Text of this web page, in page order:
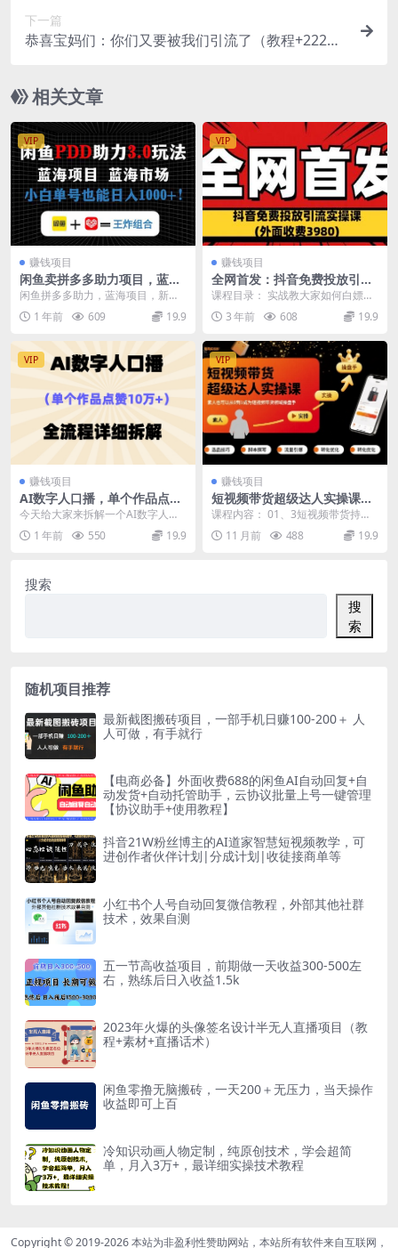
下一篇
恭喜宝妈们：你们又要被我们引流了（教程+222g
相关文章
VIP
赚钱项目
闲鱼卖拼多多助力项目，蓝海
市场新手也能单号日入1000+
闲鱼拼多多助力，蓝海项目，新手
小白也能日入1000+。 拼多多的“砍
一刀”大家肯...
1 年前 609 19.9
VIP
赚钱项目
全网首发：抖音免费投放引流
实操课(外面收费3980)
课程目录： 实战教大家如何白嫖博
主免费流量，该方法可用在抖音，
快手，小红书，哔哩...
3 年前 608 19.9
VIP
赚钱项目
AI数字人口播，单个作品点赞
10万+，操作方法十分简单
今天给大家来拆解一个AI数字人口
播，单个作品点赞10W+，操作方法
十分的简单这个...
1 年前 550 19.9
VIP
赚钱项目
短视频带货超级达人实操课，
素人也可以从0到1成为短视频
课程内容： 01、3短视频带货持续
爆单必备心态(1).mp4 02、快速领
悟短视...
11 月前 488 19.9
搜索
搜
索
随机项目推荐
最新截图搬砖项目，一部手机日赚100-200＋ 人
人可做，有手就行
【电商必备】外面收费688的闲鱼AI自动回复+自
动发货+自动托管助手，云协议批量上号一键管理
【协议助手+使用教程】
抖音21W粉丝博主的AI道家智慧短视频教学，可
进创作者伙伴计划|分成计划|收徒接商单等
小红书个人号自动回复微信教程，外部其他社群
技术，效果自测
五一节高收益项目，前期做一天收益300-500左
右，熟练后日入收益1.5k
2023年火爆的头像签名设计半无人直播项目（教
程+素材+直播话术）
闲鱼零撸无脑搬砖，一天200＋无压力，当天操作
收益即可上百
冷知识动画人物定制，纯原创技术，学会超简
单，月入3万+，最详细实操技术教程
Copyright © 2019-2026本站为非盈利性赞助网站，本站所有软件来自互联网，